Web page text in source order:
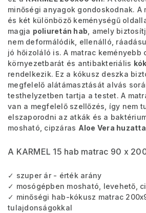
minőségi anyagok gondoskodnak. A
és két különböző keménységű
magja poliuretán hab , amely
nem deformálódik, ellenálló,
jó hőizoláló is. A matrac keményebb
környezetbarát és antibakteriális
rendelkezik. Ez a kókusz deszka
megfelelő alátámasztását alvás
testhelyzetben tartja a testet. A
van a megfelelő szellőzés, így nem
elszaporodni az atkák és a
mosható, cipzáras Aloe Vera
A KARMEL 15 hab matrac 90 x
✓ szuper ár - érték arány
✓ mosógépben mosható, levehető,
✓ minőségi hab-kókusz matrac
tulajdonságokkal